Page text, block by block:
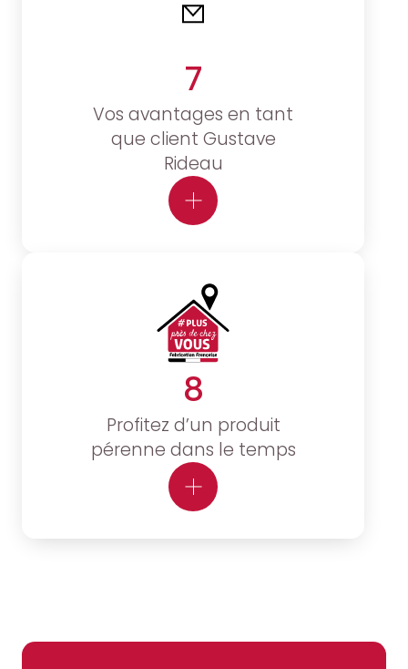
7
Vos avantages en tant
que client Gustave
Rideau
8
Profitez d’un produit
pérenne dans le temps